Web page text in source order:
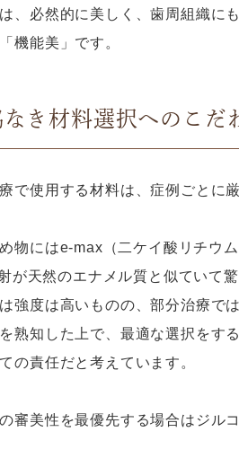
、必然的に美しく、歯周組織にも
機能美」です。
き材料選択へのこだ
で使用する材料は、症例ごとに
物にはe-max（二ケイ酸リチウ
が天然のエナメル質と似ていて
強度は高いものの、部分治療で
熟知した上で、最適な選択をする
の責任だと考えています。
審美性を最優先する場合はジル